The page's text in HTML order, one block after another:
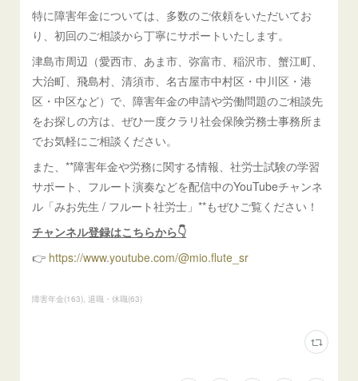
特に障害年金については、多数のご依頼をいただいてお
り、初回のご相談から丁寧にサポートいたします。
津島市周辺（愛西市、あま市、弥富市、稲沢市、蟹江町、
大治町、飛島村、清須市、名古屋市中村区・中川区・港
区・中区など）で、障害年金の申請や労働問題のご相談先
をお探しの方は、ぜひ一度クラリ社会保険労務士事務所ま
でお気軽にご相談ください。
また、**障害年金や労務に関する情報、社労士試験の学習
サポート、フルート演奏などを配信中のYouTubeチャンネ
ル「みお先生 / フルート社労士」**もぜひご覧ください！
チャンネル登録はこちらから👇
👉 https://www.youtube.com/@mio.flute_sr
障害年金(163) 退職・休職(63)